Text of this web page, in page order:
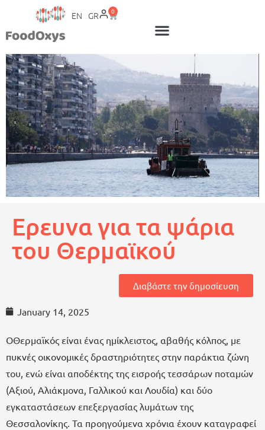
EN GR 0
Ερευνα για τα ψάρια
του Θερμαϊκού
Διαβάστε την δημοσίευση
January 14, 2025
ΟΘερμαϊκός είναι ένας ημίκλειστος, αβαθής κόλπος, με
πυκνές οικονομικές δραστηριότητες στην παράκτια ζώνη
του, ενώ είναι αποδέκτης της εισροής τεσσάρων ποταμών
(Αξιού, Αλιάκμονα, Γαλλικού και Λουδία) και δύο
εγκαταστάσεων επεξεργασίας λυμάτων της
Θεσσαλονίκης. Τα προηγούμενα χρόνια έχουν καταγραφεί